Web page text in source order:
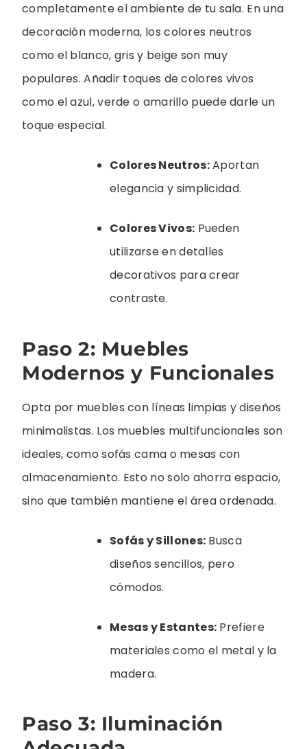
completamente el ambiente de tu sala. En una
decoración moderna, los colores neutros
como el blanco, gris y beige son muy
populares. Añadir toques de colores vivos
como el azul, verde o amarillo puede darle un
toque especial.
Colores Neutros:Aportan
elegancia y simplicidad.
Colores Vivos: Pueden
utilizarse en detalles
decorativos para crear
contraste.
Paso 2: Muebles
Modernos y Funcionales
Opta por muebles con líneas limpias y diseños
minimalistas. Los muebles multifuncionales son
ideales, como sofás cama o mesas con
almacenamiento. Esto no solo ahorra espacio,
sino que también mantiene el área ordenada.
Sofás y Sillones: Busca
diseños sencillos, pero
cómodos.
Mesas y Estantes: Prefiere
materiales como el metal y la
madera.
Paso 3: Iluminación